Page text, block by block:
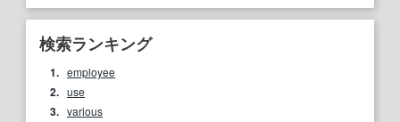
検索ランキング
1. employee
2. use
3. various